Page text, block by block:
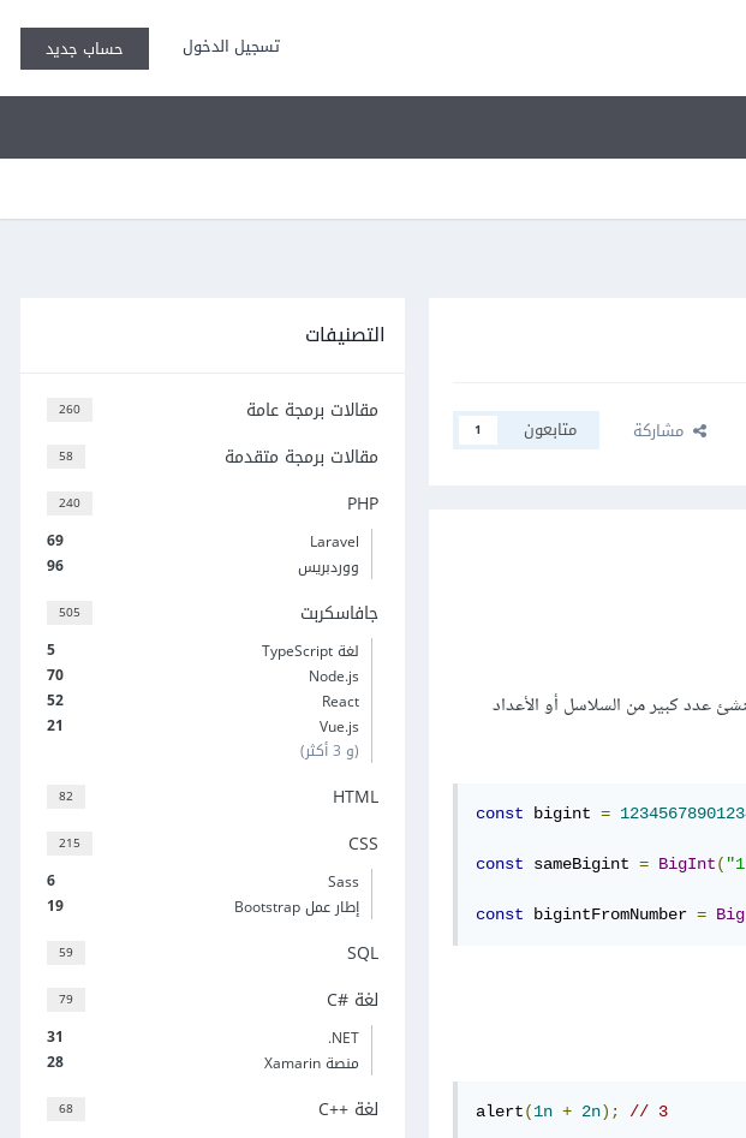
تسجيل الدخول حساب جديد
مشاركة متابعون 1
عدد كبير من السلاسل أو الأعداد
const bigint =
const sameBigint = BigInt(
const bigintFromNumber =
alert(1n + 2n); // 3
التصنيفات
260 مقالات برمجة عامة
58 مقالات برمجة متقدمة
240 PHP
69
Laravel
96
ووردبريس
505 جافاسكربت
5
لغة TypeScript
70
Node.js
52
React
21
Vue.js
(و 3 أكثر)
82 HTML
215 CSS
6
Sass
19
إطار عمل Bootstrap
59 SQL
79 لغة C#‎
31
‎.NET
28
منصة Xamarin
68 لغة C++‎